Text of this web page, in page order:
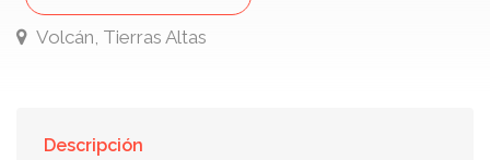
Volcán, Tierras Altas
Descripción